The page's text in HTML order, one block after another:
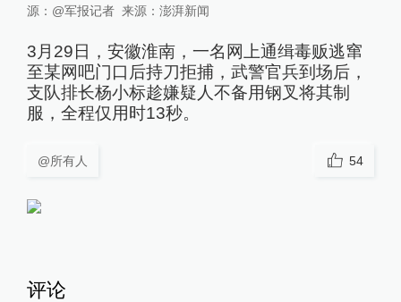
源：@军报记者 来源： 澎湃新闻
3月29日，安徽淮南，一名网上通缉毒贩逃窜
至某网吧门口后持刀拒捕，武警官兵到场后，
支队排长杨小标趁嫌疑人不备用钢叉将其制
服，全程仅用时13秒。
@所有人 54
评论